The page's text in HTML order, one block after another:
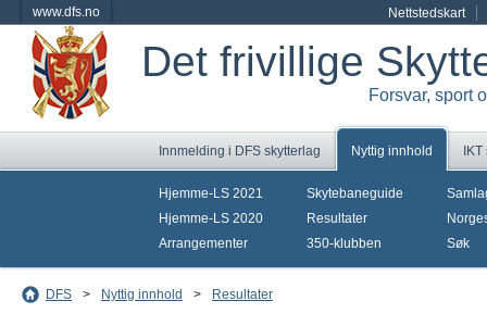
www.dfs.no Nettstedskart
Det frivillige
Forsvar, sport
Innmelding i DFS skytterlag Nyttig innhold
Hjemme-LS 2021
Hjemme-LS 2020
Arrangementer
Skytebaneguide
Resultater
350-klubben
Søk
DFS > Nyttig innhold > Resultater